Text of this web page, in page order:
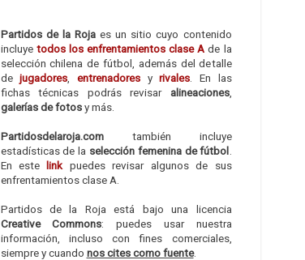
Partidos de la Rojaes un sitio cuyo contenido
incluye todos los enfrentamientos clase A de la
selección chilena de fútbol, además del detalle
dejugadores entrenadoresyrivales . En las
fichas técnicas podrás revisar alineaciones,
galerías de fotosy más.
Partidosdelaroja.comtambién incluye
estadísticas de la selección femenina de fútbol
En este link puedes revisar algunos de sus
enfrentamientos clase A.
Partidos de la Roja está bajo una licencia
Creative Commons: puedes usar nuestra
información, incluso con fines comerciales,
siempre y cuando nos cites como fuente.